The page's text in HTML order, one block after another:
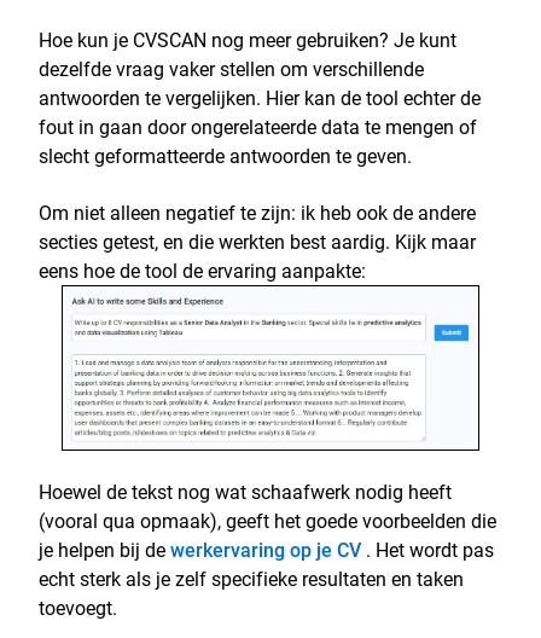
Hoe kun je CVSCAN nog meer gebruiken? Je kunt
dezelfde vraag vaker stellen om verschillende
antwoorden te vergelijken. Hier kan de tool echter de
fout in gaan door ongerelateerde data te mengen of
slecht geformatteerde antwoorden te geven.
Om niet alleen negatief te zijn: ik heb ook de andere
secties getest, en die werkten best aardig. Kijk maar
eens hoe de tool de ervaring aanpakte:
Hoewel de tekst nog wat schaafwerk nodig heeft
(vooral qua opmaak), geeft het goede voorbeelden die
je helpen bij dewerkervaring op je CV . Het wordt pas
echt sterk als je zelf specifieke resultaten en taken
toevoegt.